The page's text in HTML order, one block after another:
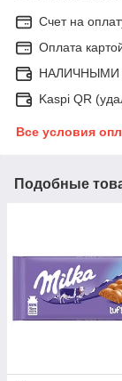
Счет на
Оплата
НАЛИЧНЫМИ
Kaspi QR
Все условия
Подобные